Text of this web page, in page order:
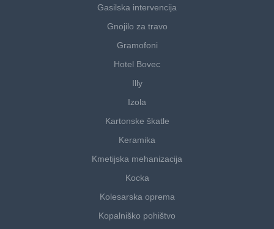
Gasilska intervencija
Gnojilo za travo
Gramofoni
Hotel Bovec
Illy
Izola
Kartonske škatle
Keramika
Kmetijska mehanizacija
Kocka
Kolesarska oprema
Kopalniško pohištvo